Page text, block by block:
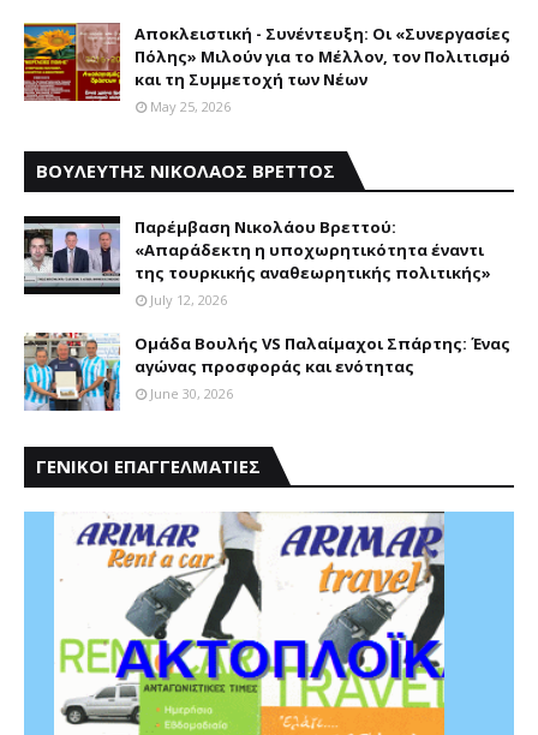
Αποκλειστική - Συνέντευξη: Οι «Συνεργασίες
Πόλης» Μιλούν για το Μέλλον, τον Πολιτισμό
και τη Συμμετοχή των Νέων
May 25, 2026
ΒΟΥΛΕΥΤΗΣ ΝΙΚΟΛΑΟΣ ΒΡΕΤΤΟΣ
Παρέμβαση Nικολάου Bρεττού:
«Aπαράδεκτη η υποχωρητικότητα έναντι
της τουρκικής αναθεωρητικής πολιτικής»
July 12, 2026
Ομάδα Βουλής VS Παλαίμαχοι Σπάρτης: Ένας
αγώνας προσφοράς και ενότητας
June 30, 2026
ΓΕΝΙΚΟΙ ΕΠΑΓΓΕΛΜΑΤΙΕΣ